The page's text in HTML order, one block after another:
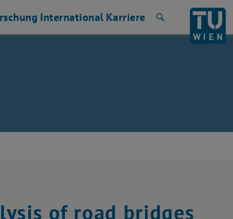
International Karriere
of road bridges